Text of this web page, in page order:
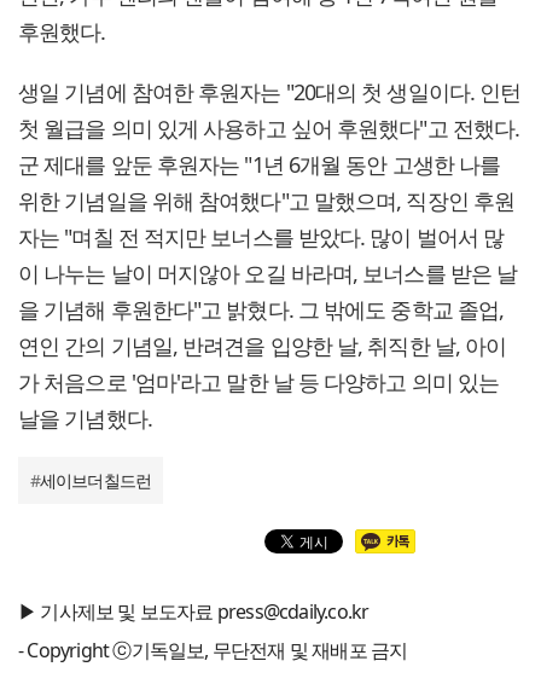
후원했다.
생일 기념에 참여한 후원자는 "20대의 첫 생일이다. 인턴
첫 월급을 의미 있게 사용하고 싶어 후원했다"고 전했다.
군 제대를 앞둔 후원자는 "1년 6개월 동안 고생한 나를
위한 기념일을 위해 참여했다"고 말했으며, 직장인 후원
자는 "며칠 전 적지만 보너스를 받았다. 많이 벌어서 많
이 나누는 날이 머지않아 오길 바라며, 보너스를 받은 날
을 기념해 후원한다"고 밝혔다. 그 밖에도 중학교 졸업,
연인 간의 기념일, 반려견을 입양한 날, 취직한 날, 아이
가 처음으로 '엄마'라고 말한 날 등 다양하고 의미 있는
날을 기념했다.
#세이브더칠드런
▶ 기사제보 및 보도자료 press@cdaily.co.kr
- Copyright ⓒ기독일보, 무단전재 및 재배포 금지